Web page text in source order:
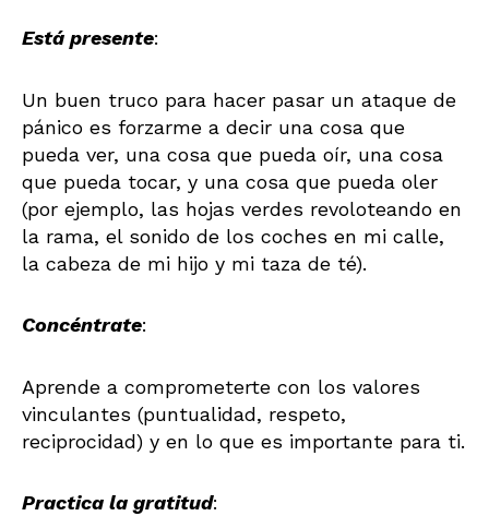
Está presente:
Un buen truco para hacer pasar un ataque de
pánico es forzarme a decir una cosa que
pueda ver, una cosa que pueda oír, una cosa
que pueda tocar, y una cosa que pueda oler
(por ejemplo, las hojas verdes revoloteando en
la rama, el sonido de los coches en mi calle,
la cabeza de mi hijo y mi taza de té).
Concéntrate:
Aprende a comprometerte con los valores
vinculantes (puntualidad, respeto,
reciprocidad) y en lo que es importante para ti.
Practica la gratitud: